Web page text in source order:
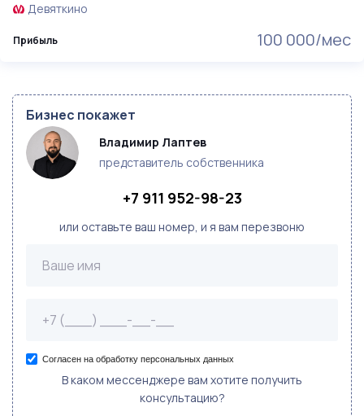
Прибыль 100 000/мес
Девяткино
Бизнес покажет
Владимир Лаптев
представитель собственника
+7 911 952-98-23
или оставьте ваш номер, и я вам перезвоню
Согласен на обработку персональных данных
В каком мессенджере вам хотите получить
консультацию?